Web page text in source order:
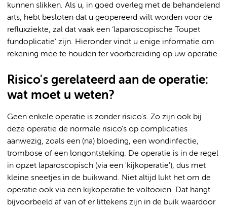
kunnen slikken. Als u, in goed overleg met de behandelend
arts, hebt besloten dat u geopereerd wilt worden voor de
refluxziekte, zal dat vaak een ‘laparoscopische Toupet
fundoplicatie’ zijn. Hieronder vindt u enige informatie om
rekening mee te houden ter voorbereiding op uw operatie.
Risico's gerelateerd aan de operatie:
wat moet u weten?
Geen enkele operatie is zonder risico's. Zo zijn ook bij
deze operatie de normale risico's op complicaties
aanwezig, zoals een (na) bloeding, een wondinfectie,
trombose of een longontsteking. De operatie is in de regel
in opzet laparoscopisch (via een 'kijkoperatie'), dus met
kleine sneetjes in de buikwand. Niet altijd lukt het om de
operatie ook via een kijkoperatie te voltooien. Dat hangt
bijvoorbeeld af van of er littekens zijn in de buik waardoor